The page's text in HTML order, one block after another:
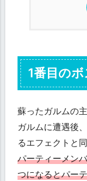
1番目の
蘇ったガルムの
ガルムに遭遇後
るエフェクトと
パーティーメン
つになるとパー